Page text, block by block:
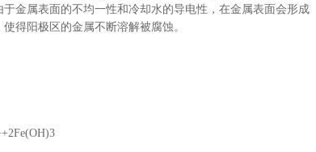
金属表面的不均一性和冷却水的导电性，在金属表面会形成
得阳极区的金属不断溶解被腐蚀。